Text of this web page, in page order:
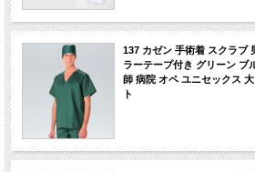
137 カゼン 手術着 スクラブ
ラーテープ付き グリーン ブ
師 病院 オペ ユニセックス
ト